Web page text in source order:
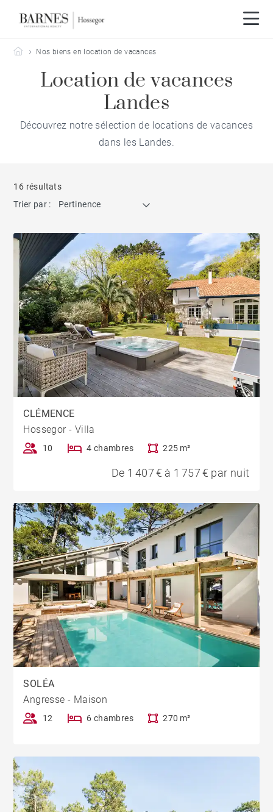
Barnes Hossegor
Nos biens en location de vacances
Location de vacances
Landes
Découvrez notre sélection de locations de vacances
dans les Landes.
16 résultats
Trier par :
Pertinence
CLÉMENCE
Hossegor - Villa
10 4 chambres 225 m²
De 1 407 € à 1 757 € par nuit
SOLÉA
Angresse - Maison
12 6 chambres 270 m²